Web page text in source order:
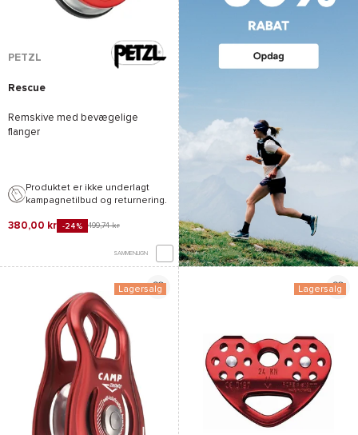
PETZL
Rescue
Remskive med bevægelige
flanger
Produktet er ikke underlagt
kampagnetilbud og returnering.
380,00 kr -24% 499,74 kr
SAMMENLIGN
Lagersalg Lagersalg